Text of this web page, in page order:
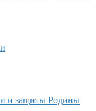
и защиты Родины